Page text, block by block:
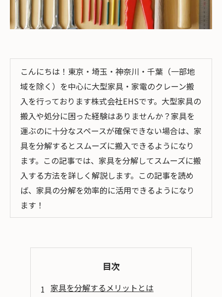
こんにちは！東京・埼玉・神奈川・千葉（一部地
域を除く）を中心に大型家具・家電のクレーン搬
入を行っております株式会社EHSです。大型家具の
搬入や処分に困った経験はありませんか？家具を
運ぶのに十分なスペースが確保できない場合は、家
具を分解するとスムーズに搬入できるようになり
ます。この記事では、家具を分解してスムーズに搬
入する方法を詳しく解説します。この記事を読め
ば、家具の分解を効率的に活用できるようになり
ます！
目次
家具を分解するメリットとは